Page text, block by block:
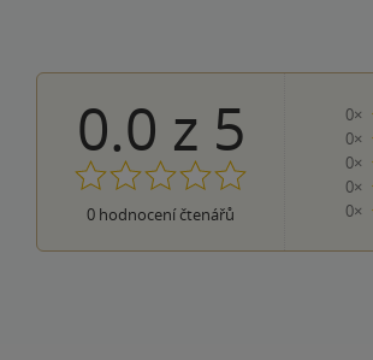
0.0 z 5
0 hodnocení čtenářů
0×
0×
0×
0×
0×